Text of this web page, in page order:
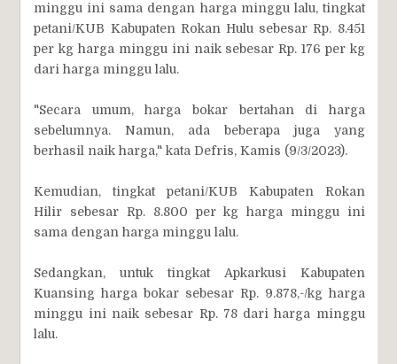
minggu ini sama dengan harga minggu lalu, tingkat
petani/KUB Kabupaten Rokan Hulu sebesar Rp. 8.451
per kg harga minggu ini naik sebesar Rp. 176 per kg
dari harga minggu lalu.
"Secara umum, harga bokar bertahan di harga
sebelumnya. Namun, ada beberapa juga yang
berhasil naik harga," kata Defris, Kamis (9/3/2023).
Kemudian, tingkat petani/KUB Kabupaten Rokan
Hilir sebesar Rp. 8.800 per kg harga minggu ini
sama dengan harga minggu lalu.
Sedangkan, untuk tingkat Apkarkusi Kabupaten
Kuansing harga bokar sebesar Rp. 9.878,-/kg harga
minggu ini naik sebesar Rp. 78 dari harga minggu
lalu.